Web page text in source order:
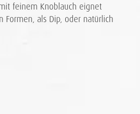
feinem Knoblauch eignet
Formen, als Dip, oder natürlich